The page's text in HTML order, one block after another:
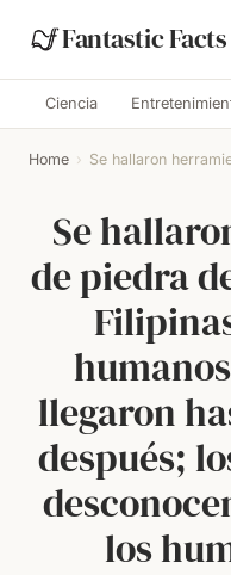
Fantastic Facts
Ciencia
Home › Se hallaron
Se
de piedra
llegaron
después;
los